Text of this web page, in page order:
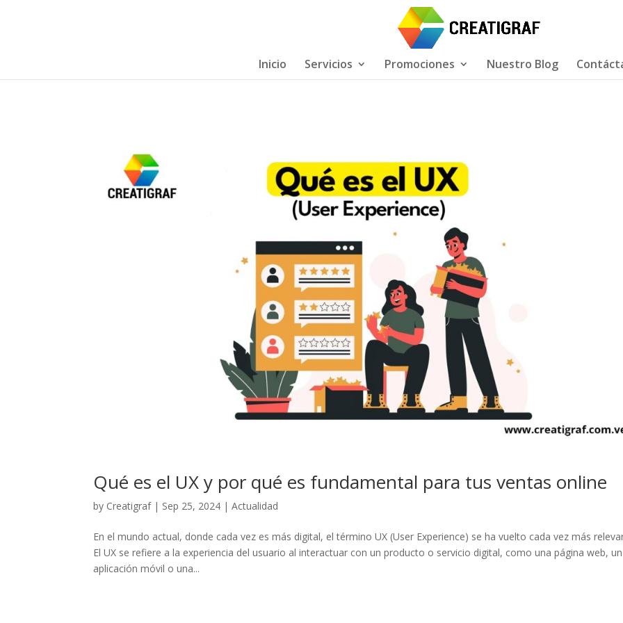
Inicio Servicios Promociones Nuestro Blog
Qué es el UX y por qué es fundamental para tus ventas online
by Creatigraf| Sep 25, 2024 |Actualidad
En el mundo actual, donde cada vez es más digital, el término UX (User Experience) se ha vuelto cada vez más
El UX se refiere a la experiencia del usuario al interactuar con un producto o servicio digital, como una página web,
aplicación móvil o una...